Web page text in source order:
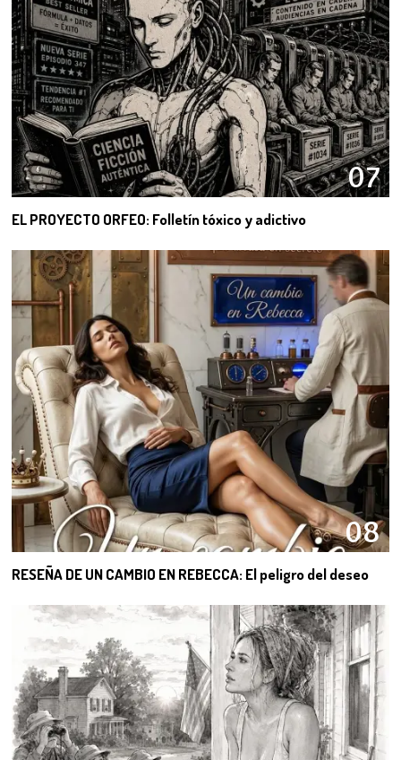
07
EL PROYECTO ORFEO: Folletín tóxico y adictivo
08
RESEÑA DE UN CAMBIO EN REBECCA: El peligro del deseo